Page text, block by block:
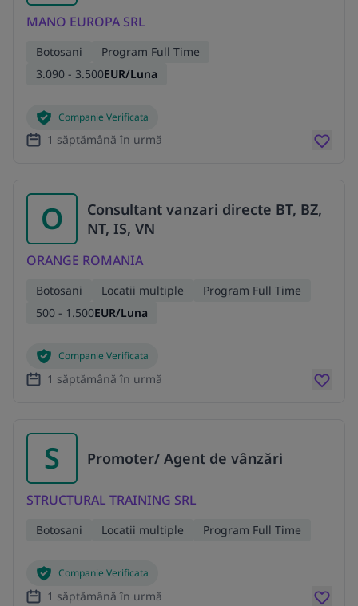
MANO EUROPA SRL
Botosani
Program Full Time
3.090 - 3.500EUR/Luna
Companie Verificata
1 săptămână în urmă
O
Consultant vanzari directe BT, BZ,
NT, IS, VN
ORANGE ROMANIA
Botosani Locatii multiple
Program Full Time
500 - 1.500EUR/Luna
Companie Verificata
1 săptămână în urmă
S Promoter/ Agent de vânzări
STRUCTURAL TRAINING SRL
Botosani Locatii multiple Program Full Time
Companie Verificata
1 săptămână în urmă